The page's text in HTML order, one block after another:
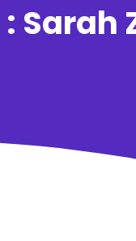
Sarah